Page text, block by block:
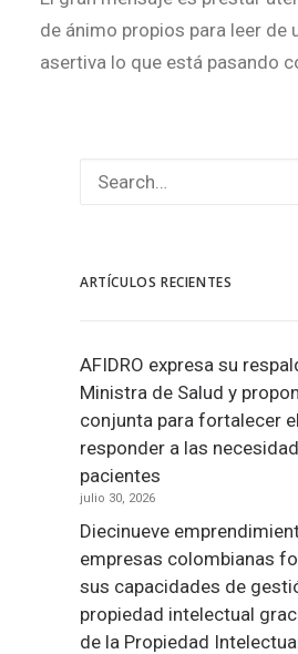
de ánimo propios para leer de
asertiva lo que está pasando
ARTÍCULOS RECIENTES
AFIDRO expresa su
Ministra de Salud y
conjunta para fortalecer
responder a las
pacientes
julio 30, 2026
Diecinueve
empresas colombianas
sus capacidades de
propiedad intelectual
de la Propiedad